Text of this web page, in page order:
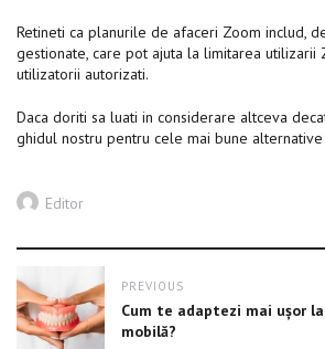
Retineti ca planurile de afaceri Zoom includ,
gestionate, care pot ajuta la limitarea utilizarii
utilizatorii autorizati.
Daca doriti sa luati in considerare altceva
ghidul nostru pentru cele mai bune
Author
Editor
Post
navigation
PREVIOUS
Previous
post:
Cum te adaptezi mai ușor
mobilă?